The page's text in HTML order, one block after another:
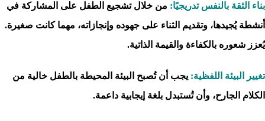
بناء الثقة بالنفس تدريجيًا: من خلال تشجيع الطفل على المشاركة في
أنشطة يُجيدها، وتقديم الثناء على جهوده وإنجازاته، مهما كانت صغيرة.
يُعزز شعوره بالكفاءة والقيمة الذاتية.
تغيير البيئة اللفظية: يجب أن تُصبح البيئة المحيطة بالطفل خالية من
الكلام الجارح، وأن تُستبدل بلغة إيجابية داعمة.